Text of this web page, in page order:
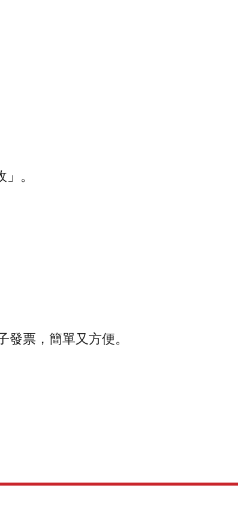
」。
發票，簡單又方便。